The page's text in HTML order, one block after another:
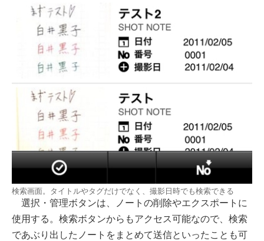
検索画面。タイトルやタグだけでなく、撮影日時でも検索できる
選択・管理ボタンは、ノートの削除やエクスポートに
使用する。検索ボタンからもアクセス可能なので、検索
であぶり出したノートをまとめて送信といったことも可